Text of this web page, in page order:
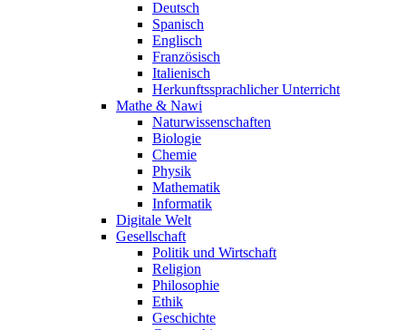
Deutsch
Spanisch
Englisch
Französisch
Italienisch
Herkunftssprachlicher Unterricht
Mathe & Nawi
Naturwissenschaften
Biologie
Chemie
Physik
Mathematik
Informatik
Digitale Welt
Gesellschaft
Politik und Wirtschaft
Religion
Philosophie
Ethik
Geschichte